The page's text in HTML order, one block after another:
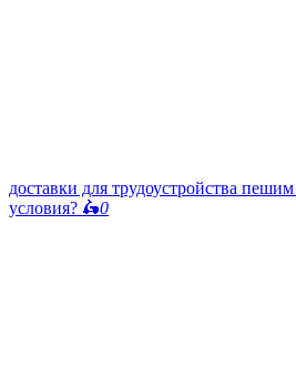
доставки для трудоустройства
условия? 🛵0